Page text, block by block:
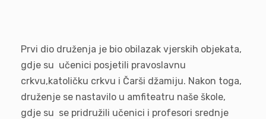
Prvi dio druženja je bio obilazak vjerskih objekata,
gdje su učenici posjetili pravoslavnu
crkvu,katoličku crkvu i Čarši džamiju. Nakon toga,
druženje se nastavilo u amfiteatru naše škole,
gdje su se pridružili učenici i profesori srednje